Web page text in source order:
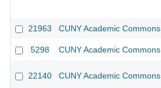
21963 CUNY Academic Commons
5298 CUNY Academic Commons
22140 CUNY Academic Commons